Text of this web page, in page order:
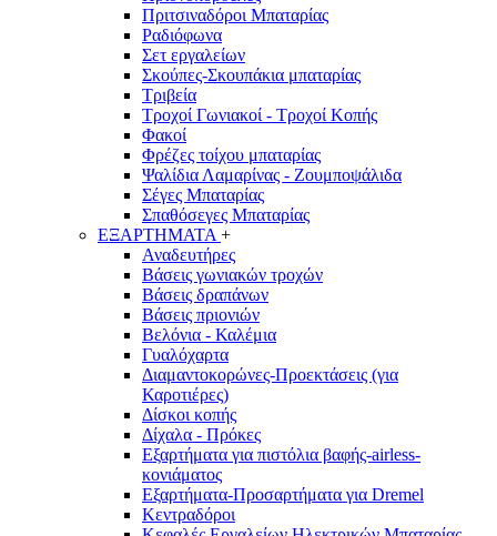
Πριτσιναδόροι Μπαταρίας
Ραδιόφωνα
Σετ εργαλείων
Σκούπες-Σκουπάκια μπαταρίας
Τριβεία
Τροχοί Γωνιακοί - Τροχοί Κοπής
Φακοί
Φρέζες τοίχου μπαταρίας
Ψαλίδια Λαμαρίνας - Ζουμποψάλιδα
Σέγες Μπαταρίας
Σπαθόσεγες Μπαταρίας
ΕΞΑΡΤΗΜΑΤΑ +
Αναδευτήρες
Βάσεις γωνιακών τροχών
Βάσεις δραπάνων
Βάσεις πριονιών
Βελόνια - Καλέμια
Γυαλόχαρτα
Διαμαντοκορώνες-Προεκτάσεις (για
Καροτιέρες)
Δίσκοι κοπής
Δίχαλα - Πρόκες
Εξαρτήματα για πιστόλια βαφής-airless-
κονιάματος
Εξαρτήματα-Προσαρτήματα για Dremel
Κεντραδόροι